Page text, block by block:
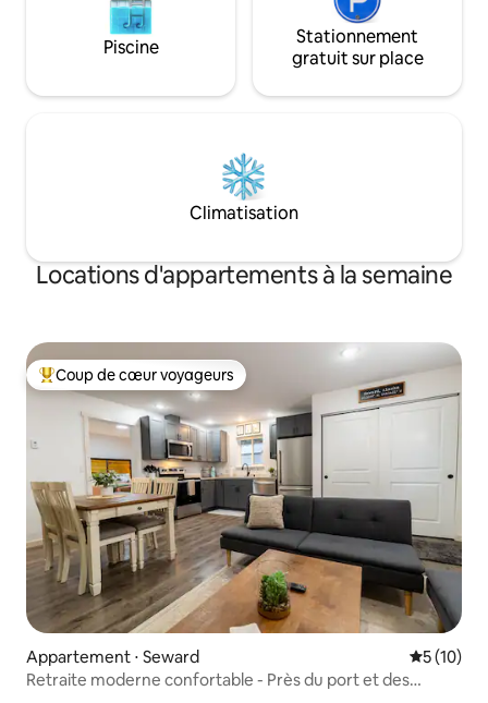
Piscine
Stationnement
gratuit sur place
Climatisation
Locations d'appartements à la semaine
Coups de cœur voyageurs les plus appréciés
Coup de cœur voyageurs
Appartement ⋅ Seward
5 (10)
Retraite moderne confortable - Près du port et des